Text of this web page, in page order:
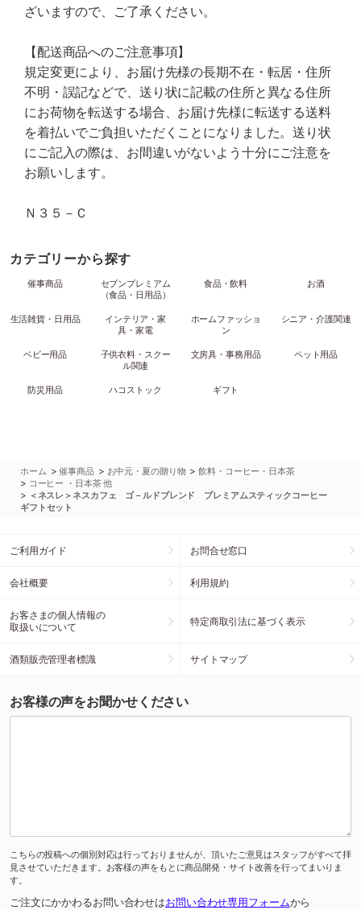
ざいますので、ご了承ください。
【配送商品へのご注意事項】
規定変更により、お届け先様の長期不在・転居・住所
不明・誤記などで、送り状に記載の住所と異なる住所
にお荷物を転送する場合、お届け先様に転送する送料
を着払いでご負担いただくことになりました。送り状
にご記入の際は、お間違いがないよう十分にご注意を
お願いします。
Ｎ３５－Ｃ
カテゴリーから探す
催事商品
セブンプレミアム
（食品・日用品）
食品・飲料 お酒
生活雑貨・日用品
インテリア・家
具・家電
ホームファッショ
ン
シニア・介護関連
ベビー用品
子供衣料・スクー
ル関連
文房具・事務用品 ペット用品
防災用品 ハコストック ギフト
ホーム >催事商品 > お中元・夏の贈り物 >飲料・コーヒー・日本茶
> コーヒー ・日本茶 他
> ＜ネスレ＞ネスカフェ ゴ－ルドブレンド プレミアムスティックコーヒー
ギフトセット
ご利用ガイド お問合せ窓口
会社概要 利用規約
お客さまの個人情報の
取扱いについて
特定商取引法に基づく表示
酒類販売管理者標識 サイトマップ
お客様の声をお聞かせください
こちらの投稿への個別対応は行っておりませんが、頂いたご意見はスタッフがすべて拝
見させていただきます。お客様の声をもとに商品開発・サイト改善を行ってまいりま
す。
ご注文にかかわるお問い合わせはお問い合わせ専用フォームから